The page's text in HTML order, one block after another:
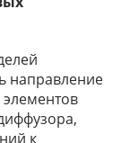
направление
к